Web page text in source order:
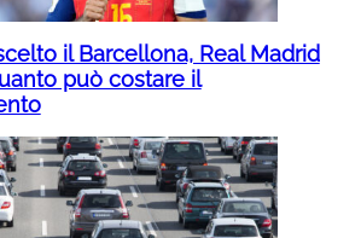
il Barcellona, Real Madrid
può costare il